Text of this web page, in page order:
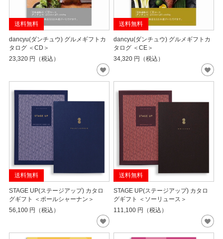
送料無料
dancyu(ダンチュウ) グルメギフトカ
タログ ＜CD＞
23,320 円（税込）
送料無料
dancyu(ダンチュウ) グルメギフトカ
タログ ＜CE＞
34,320 円（税込）
送料無料
STAGE UP(ステージアップ) カタロ
グギフト ＜ポールシャーナン＞
56,100 円（税込）
送料無料
STAGE UP(ステージアップ) カタロ
グギフト ＜ソーリュース＞
111,100 円（税込）